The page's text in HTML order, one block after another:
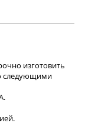
изготовить
следующими